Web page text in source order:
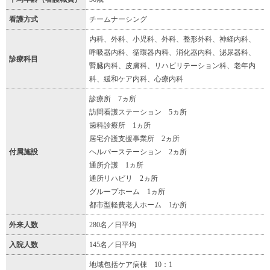
看護方式 チームナーシング
診療科目
内科、外科、小児科、外科、整形外科、神経内科、
呼吸器内科、循環器内科、消化器内科、泌尿器科、
腎臓内科、皮膚科、リハビリテーション科、老年内
科、緩和ケア内科、心療内科
付属施設
診療所 7ヵ所
訪問看護ステーション 5ヵ所
歯科診療所 1ヵ所
居宅介護支援事業所 2ヵ所
ヘルパーステーション 2ヵ所
通所介護 1ヵ所
通所リハビリ 2ヵ所
グループホーム 1ヵ所
都市型軽費老人ホーム 1か所
外来人数 280名／日平均
入院人数 145名／日平均
地域包括ケア病棟 10：1